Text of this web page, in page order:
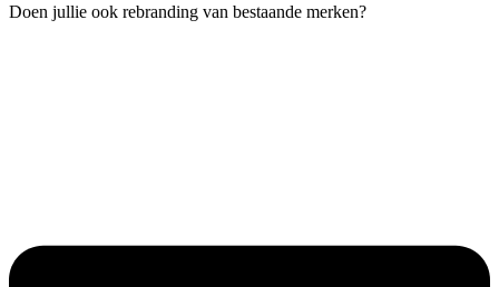
Doen jullie ook rebranding van bestaande merken?